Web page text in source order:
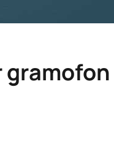
gramofon